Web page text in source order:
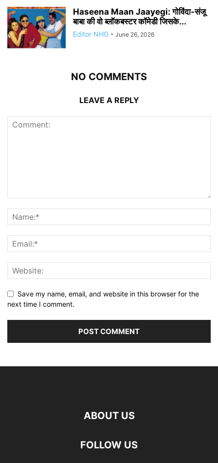
Haseena Maan Jaayegi: गोविंदा-संजू
बाबा की वो ब्लॉकबस्टर कॉमेडी जिसके...
Editor NHG - June 26, 2026
NO COMMENTS
LEAVE A REPLY
Save my name, email, and website in this browser for the
next time I comment.
ABOUT US
FOLLOW US